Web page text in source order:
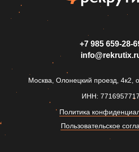
+7 985 659‑28-
Москва, Олонецкий проезд, 4к2,
ИНН: 7716957717
Политика
Пользовательское